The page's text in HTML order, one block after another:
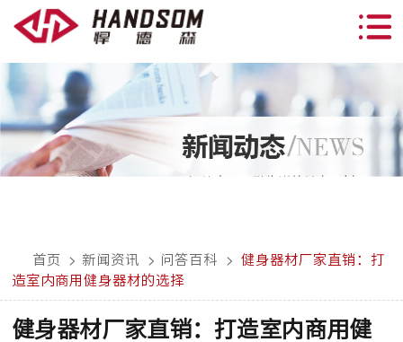
首页 > 新闻资讯 > 问答百科 >
健身器材厂家直销：打
造室内商用健身器材的选择
健身器材厂家直销：打造室内商用健